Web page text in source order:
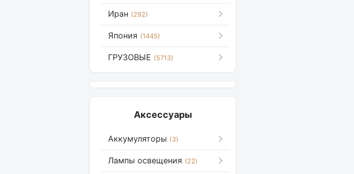
Иран (292)
Япония (1445)
ГРУЗОВЫЕ (5713)
Аксессуары
Аккумуляторы (3)
Лампы освещения (22)